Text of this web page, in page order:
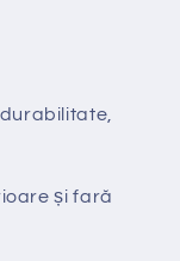
și fară